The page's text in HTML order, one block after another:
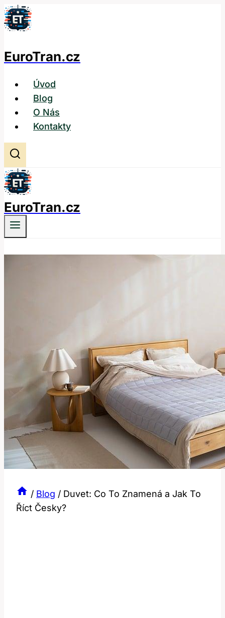
Přeskočit
na
EuroTran.cz
Úvod
Blog
O Nás
Kontakty
EuroTran.cz
/ Blog / Duvet: Co To Znamená a Jak To
Říct Česky?